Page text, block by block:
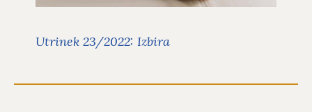
Utrinek 23/2022: Izbira
Preberite več